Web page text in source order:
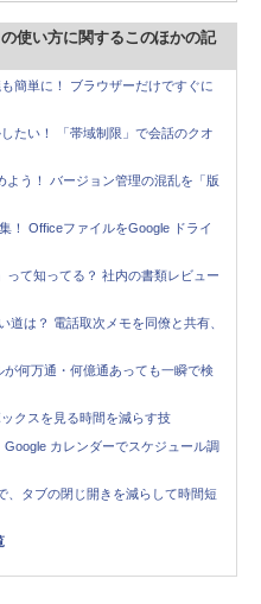
使い方に関するこのほかの記
簡単に！ ブラウザーだけですぐに
たい！ 「帯域制限」で会話のクオ
よう！ バージョン管理の混乱を「版
！ OfficeファイルをGoogle ドライ
て知ってる？ 社内の書類レビュー
道は？ 電話取次メモを同僚と共有、
が何万通・何億通あっても一瞬で検
クスを見る時間を減らす技
カレンダーでスケジュール調
、タブの閉じ開きを減らして時間短